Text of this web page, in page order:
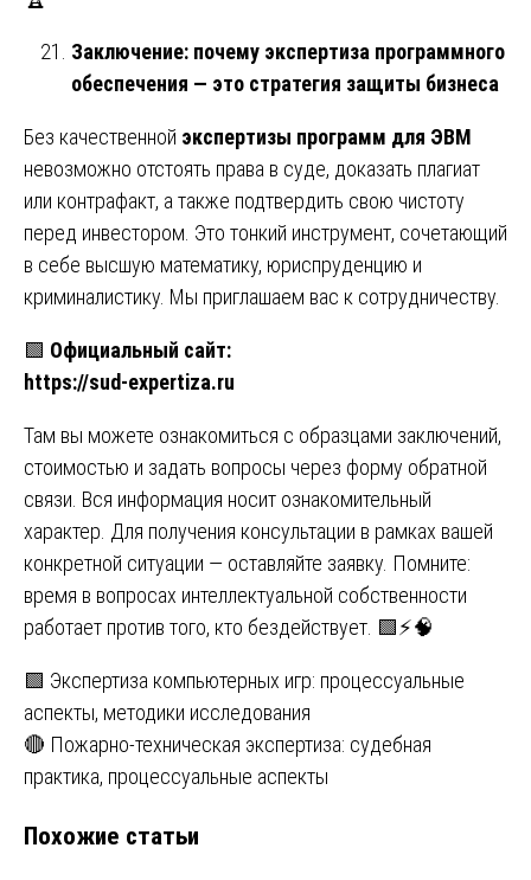
Заключение: почему экспертиза программного
обеспечения — это стратегия защиты бизнеса
Без качественной экспертизы программ для ЭВМ
невозможно отстоять права в суде, доказать плагиат
или контрафакт, а также подтвердить свою чистоту
перед инвестором. Это тонкий инструмент, сочетающий
в себе высшую математику, юриспруденцию и
криминалистику. Мы приглашаем вас к сотрудничеству.
🟩 Официальный сайт:
https://sud-expertiza.ru
Там вы можете ознакомиться с образцами заключений,
стоимостью и задать вопросы через форму обратной
связи. Вся информация носит ознакомительный
характер. Для получения консультации в рамках вашей
конкретной ситуации — оставляйте заявку. Помните:
время в вопросах интеллектуальной собственности
работает против того, кто бездействует. 🟩⚡🧠
Навигация
по
записям
🟩 Экспертиза компьютерных игр: процессуальные
аспекты, методики исследования
🔴 Пожарно-техническая экспертиза: судебная
практика, процессуальные аспекты
Похожие статьи